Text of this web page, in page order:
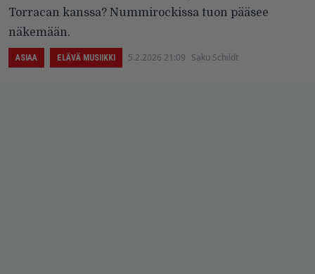
Torracan kanssa? Nummirockissa tuon pääsee
näkemään.
ASIAA ELÄVÄ MUSIIKKI 5.2.2026 21:09 Saku Schildt